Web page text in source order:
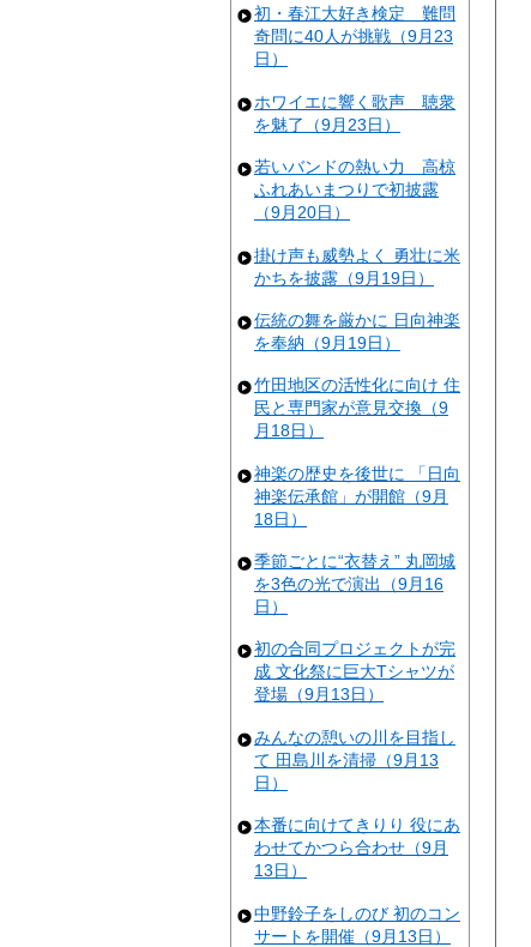
初・春江大好き検定 難問
奇問に40人が挑戦（9月23
日）
ホワイエに響く歌声 聴衆
を魅了（9月23日）
若いバンドの熱い力 高椋
ふれあいまつりで初披露
（9月20日）
掛け声も威勢よく 勇壮に米
かちを披露（9月19日）
伝統の舞を厳かに 日向神楽
を奉納（9月19日）
竹田地区の活性化に向け 住
民と専門家が意見交換（9
月18日）
神楽の歴史を後世に 「日向
神楽伝承館」が開館（9月
18日）
季節ごとに“衣替え” 丸岡城
を3色の光で演出（9月16
日）
初の合同プロジェクトが完
成 文化祭に巨大Tシャツが
登場（9月13日）
みんなの憩いの川を目指し
て 田島川を清掃（9月13
日）
本番に向けてきりり 役にあ
わせてかつら合わせ（9月
13日）
中野鈴子をしのび 初のコン
サートを開催（9月13日）